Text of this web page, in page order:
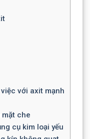
với axit mạnh
mặt che
cụ kim loại yếu